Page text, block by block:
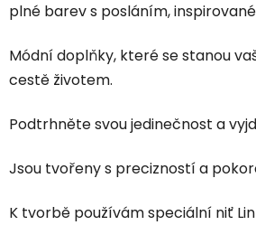
plné barev s posláním,
Módní doplňky, které se stanou
cestě životem.
Podtrhněte svou jedinečnost a
Jsou tvořeny s precizností a
K tvorbě používám speciální niť